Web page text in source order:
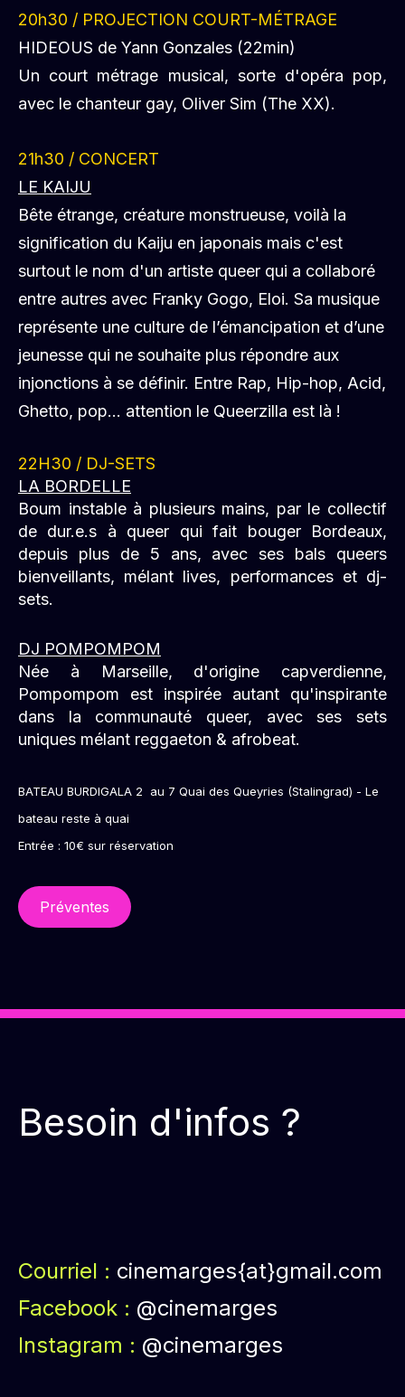
Cinémarges !
20h30 /PROJECTION COURT-MÉTRAGE
HIDEOUSde Yann Gonzales (22min)
avec le chanteur gay, Oliver Sim (The XX).
21h30 /CONCERT
LE KAIJU
Bête étrange, créature monstrueuse, voilà la
signification du Kaiju en japonais mais c'est
surtout le nom d'un artiste queer qui a collaboré
entre autres avec Franky Gogo, Eloi. Sa musique
représente une culture de l’émancipation et d’une
jeunesse qui ne souhaite plus répondre aux
Ghetto, pop… attention le Queerzilla est là !
22H30/ DJ-SETS
LA BORDELLE
Boum instable à plusieurs mains, par le collectif
de dur.e.s à queer qui fait bouger Bordeaux,
depuis plus de 5 ans, avec ses bals queers
sets.
DJ POMPOMPOM
Née à Marseille, d'origine capverdienne,
Pompompom est inspirée autant qu'inspirante
uniques mélant reggaeton & afrobeat.
BATEAU BURDIGALA 2 au7 Quai des Queyries (Stalingrad) - Le
Entrée : 10€ sur réservation
Courriel :cinemarges{at}gmail.com
Facebook : @cinemarges